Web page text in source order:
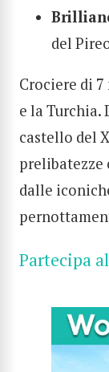
del
Crociere di
e la Turchia.
castello del
prelibatezze
dalle
Partecipa